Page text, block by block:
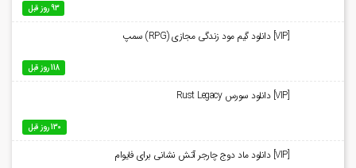
93 روز قبل
[VIP] دانلود گیم مود زندگی مجازی (RPG) سمپ
118 روز قبل
[VIP] دانلود سورس Rust Legacy
130 روز قبل
[VIP] دانلود ماد دوج چارجر آتش نشانی برای فایوام